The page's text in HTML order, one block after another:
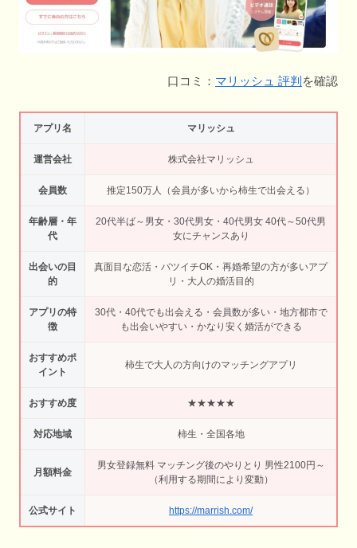
口コミ： マリッシュ 評判 を確認
アプリ名 マリッシュ
運営会社 株式会社マリッシュ
会員数 推定150万人（会員が多いから柿生で出会える）
年齢層・年
代
20代半ば～男女・30代男女・40代男女 40代～50代男
女にチャンスあり
出会いの目
的
真面目な恋活・バツイチOK・再婚希望の方が多いアプ
リ・大人の婚活目的
アプリの特
徴
30代・40代でも出会える・会員数が多い・地方都市で
も出会いやすい・かなり安く婚活ができる
おすすめポ
イント
柿生で大人の方向けのマッチングアプリ
おすすめ度 ★★★★★
対応地域 柿生・全国各地
月額料金
男女登録無料 マッチング後のやりとり 男性2100円～
（利用する期間により変動）
公式サイト https://marrish.com/